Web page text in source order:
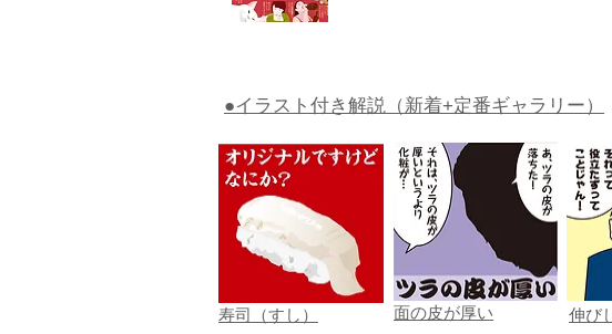
●イラスト付き解説（新着+定番ギャラリー）
寿司（すし） 面の皮が厚い 伸び